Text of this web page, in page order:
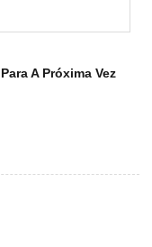
A Próxima Vez